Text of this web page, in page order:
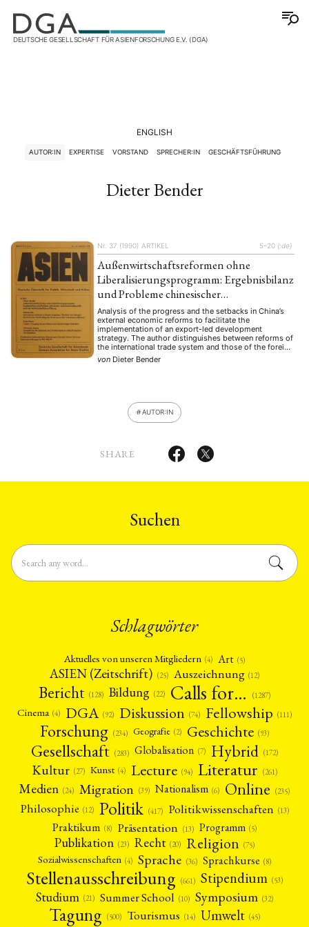
DEUTSCHE GESELLSCHAFT FÜR ASIENFORSCHUNG E.V. (DGA)
ENGLISH
AUTOR:IN EXPERTISE VORSTAND SPRECHER:IN GESCHÄFTSFÜHRUNG
Dieter Bender
Nr. 37 (1990) ARTIKEL 5–20 {:de}
Außenwirtschaftsreformen ohne
Liberalisierungsprogramm: Ergebnisbilanz
und Probleme chinesischer
Außenwirtschaftspolitik nach der
weltwirtschaftlichen Öffnung
Analysis of the progress and the setbacks in China’s
external economic reforms to facilitate the
implementation of an export-led development
strategy. The author distinguishes between reforms of
the international trade system and those of the foreign
exchange allocation system and shows that the open-
door policy was not intended to restructure the
von Dieter Bender
AUTOR:IN
SHARE
Suchen
Schlagwörter
Aktuelles von unseren Mitgliedern (4) Art (5)
ASIEN (Zeitschrift) (25) Auszeichnung (12)
Bericht (128) Bildung (22) Calls for… (1287)
Cinema (4) DGA (92) Diskussion (74) Fellowship (111)
Forschung (234) Geografie (2) Geschichte (93)
Gesellschaft (283) Globalisation (7) Hybrid (172)
Kultur (27) Kunst (4) Lecture (94) Literatur (261)
Medien (24) Migration (39) Nationalism (6) Online (235)
Philosophie (12) Politik (417) Politikwissenschaften (13)
Praktikum (8) Präsentation (13) Programm (5)
Publikation (23) Recht (20) Religion (75)
Sozialwissenschaften (4) Sprache (36) Sprachkurse (8)
Stellenausschreibung (661) Stipendium (53)
Studium (21) Summer School (10) Symposium (32)
Tagung (500) Tourismus (14) Umwelt (45)